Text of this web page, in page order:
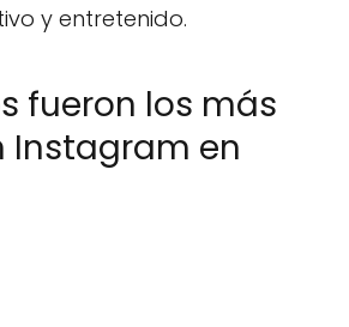
y entretenido.
fueron los más
Instagram en